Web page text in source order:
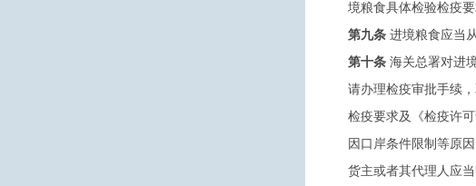
境粮食具体检验检疫
第九条 进境粮食应当
第十条 海关总署对进
请办理检疫审批手续
检疫要求及《检疫许
因口岸条件限制等原
货主或者其代理人应